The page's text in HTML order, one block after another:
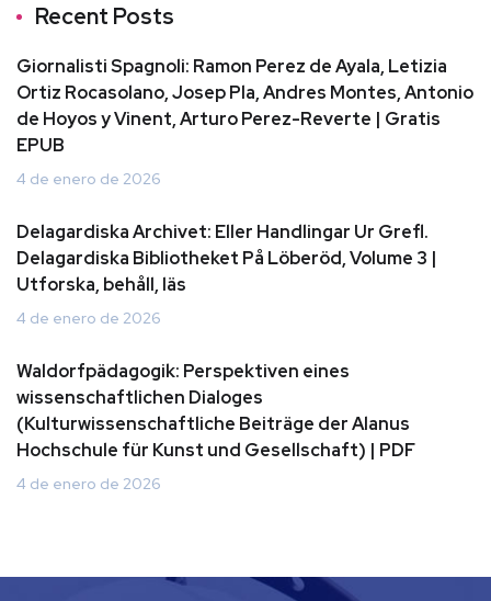
Recent Posts
Giornalisti Spagnoli: Ramon Perez de Ayala, Letizia
Ortiz Rocasolano, Josep Pla, Andres Montes, Antonio
de Hoyos y Vinent, Arturo Perez-Reverte | Gratis
EPUB
4 de enero de 2026
Delagardiska Archivet: Eller Handlingar Ur Grefl.
Delagardiska Bibliotheket På Löberöd, Volume 3 |
Utforska, behåll, läs
4 de enero de 2026
Waldorfpädagogik: Perspektiven eines
wissenschaftlichen Dialoges
(Kulturwissenschaftliche Beiträge der Alanus
Hochschule für Kunst und Gesellschaft) | PDF
4 de enero de 2026